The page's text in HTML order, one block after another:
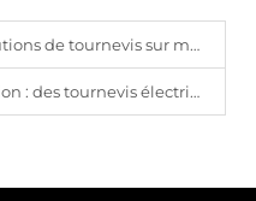
améliorer l’efficacité de votre chaîne d’assemblage
intelligents provenant des principaux fournisseurs